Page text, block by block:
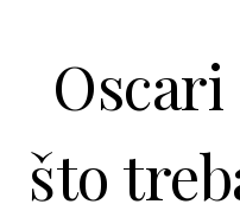
Oscari
što